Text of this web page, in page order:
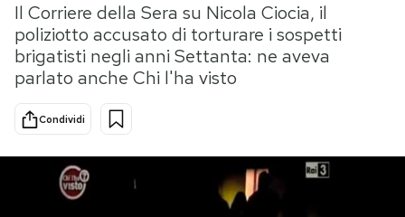
Tecnologia
Internet
Scienza
Cultura
Economia
Storie/Idee
Ok Boomer!
Media
Europa
Il Corriere della Sera su Nicola Ciocia, il
poliziotto accusato di torturare i sospetti
brigatisti negli anni Settanta: ne aveva
parlato anche Chi l'ha visto
Condividi